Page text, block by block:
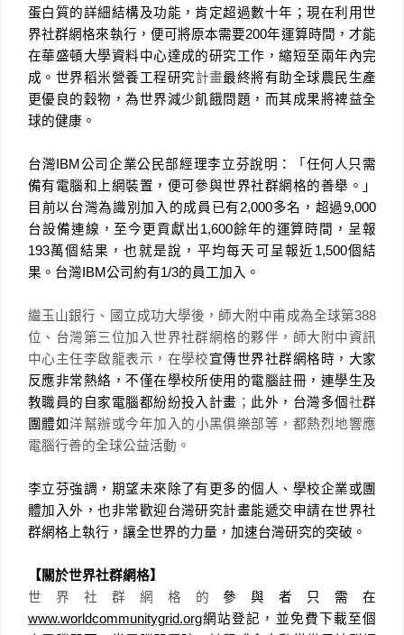
蛋白質的詳細結構及功能，肯定超過數十年；現在利用世
界社群網格來執行，便可將原本需要200年運算時間，才能
在華盛頓大學資料中心達成的研究工作，縮短至兩年內完
成。世界稻米營養工程研究計畫最終將有助全球農民生產
更優良的穀物，為世界減少飢餓問題，而其成果將裨益全
球的健康。
台灣 IBM 公司企業公民部經理李立芬說明：「 任何人只需
備有電腦和上網裝置，便可參與世界社群網格的善舉。 」
目前以台灣為識別加入的成員已有2,000多名，超過9,000
台設備連線，至今更貢獻出1,600餘年的運算時間，呈報
193萬個結果，也就是說，平均每天可呈報近 1,500個結
果。台灣 IBM公司約有1/3的員工加入。
繼玉山銀行、國立成功大學後，師大附中甫成為全球第388
位、台灣第三位加入世界社群網格的夥伴，師大附中資訊
中心主任李啟龍表示，在學校宣傳世界社群網格時，大家
反應非常熱絡，不僅在學校所使用的電腦註冊，連學生及
教職員的自家電腦都紛紛投入計畫 ； 此外，台灣多個 社群
團體如洋幫辦或今年加入的小黑俱樂部等，都熱烈地響應
電腦行善的全球公益活動。
李立芬強調，期望未來除了有更多的個人、學校企業或團
體加入外，也非常歡迎台灣研究計畫能遞交申請在世界社
群網格上執行，讓全世界的力量，加速台灣研究的突破。
【關於世界社群網格】
世界社群網格的參與者只需在
www.worldcommunitygrid.org網站登記，並免費下載至個